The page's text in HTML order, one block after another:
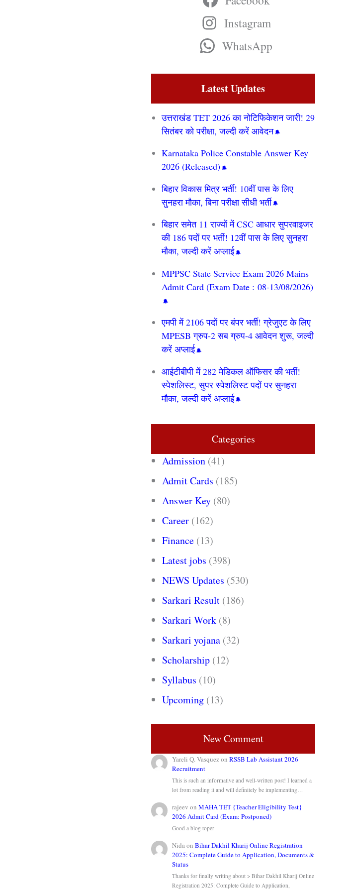
Instagram
WhatsApp
Latest Updates
उत्तराखंड TET 2026 का नोटिफिकेशन जारी! 29
सितंबर को परीक्षा, जल्दी करें आवेदन
Karnataka Police Constable Answer Key
2026 (Released)
बिहार विकास मित्र भर्ती! 10वीं पास के लिए
सुनहरा मौका, बिना परीक्षा सीधी भर्ती
बिहार समेत 11 राज्यों में CSC आधार सुपरवाइजर
की 186 पदों पर भर्ती! 12वीं पास के लिए सुनहरा
मौका, जल्दी करें अप्लाई
MPPSC State Service Exam 2026 Mains
Admit Card (Exam Date : 08-13/08/2026)
एमपी में 2106 पदों पर बंपर भर्ती! ग्रेजुएट के लिए
MPESB ग्रुप-2 सब ग्रुप-4 आवेदन शुरू, जल्दी
करें अप्लाई
आईटीबीपी में 282 मेडिकल ऑफिसर की भर्ती!
स्पेशलिस्ट, सुपर स्पेशलिस्ट पदों पर सुनहरा
मौका, जल्दी करें अप्लाई
Categories
Admission (41)
Admit Cards (185)
Answer Key (80)
Career (162)
Finance (13)
Latest jobs (398)
NEWS Updates (530)
Sarkari Result (186)
Sarkari Work (8)
Sarkari yojana (32)
Scholarship (12)
Syllabus (10)
Upcoming (13)
New Comment
Yareli Q. VasquezonRSSB Lab Assistant 2026
Recruitment
This is such an informative and well-written post! I learned a
lot from reading it and will definitely be implementing…
rajeev onMAHA TET {Teacher Eligibility Test}
2026 Admit Card (Exam: Postponed)
Good a blog toper
NidaonBihar Dakhil Kharij Online Registration
2025: Complete Guide to Application, Documents &
Status
Thanks for finally writing about > Bihar Dakhil Kharij Online
Registration 2025: Complete Guide to Application,